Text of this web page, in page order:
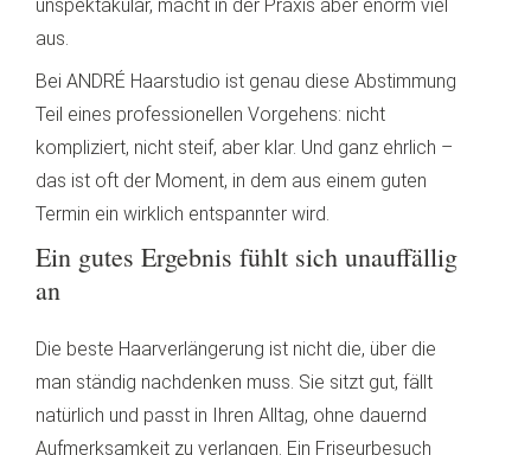
unspektakulär, macht in der Praxis aber enorm viel
aus.
Bei ANDRÉ Haarstudio ist genau diese Abstimmung
Teil eines professionellen Vorgehens: nicht
kompliziert, nicht steif, aber klar. Und ganz ehrlich –
das ist oft der Moment, in dem aus einem guten
Termin ein wirklich entspannter wird.
Ein gutes Ergebnis fühlt sich unauffällig
an
Die beste Haarverlängerung ist nicht die, über die
man ständig nachdenken muss. Sie sitzt gut, fällt
natürlich und passt in Ihren Alltag, ohne dauernd
Aufmerksamkeit zu verlangen. Ein Friseurbesuch